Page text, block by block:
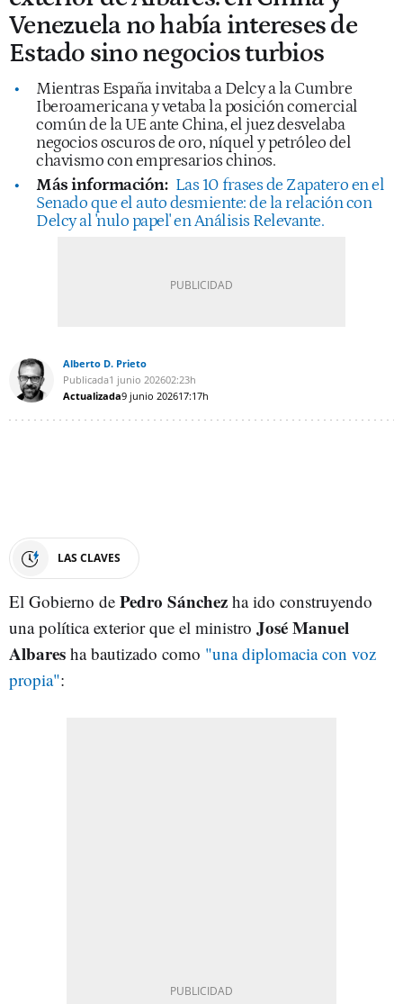
Venezuela no había intereses de
Estado sino negocios turbios
Mientras España invitaba a Delcy a la Cumbre
Iberoamericana y vetaba la posición comercial
común de la UE ante China, el juez desvelaba
negocios oscuros de oro, níquel y petróleo del
chavismo con empresarios chinos.
Más información: Las 10 frases de Zapatero en el
Senado que el auto desmiente: de la relación con
Delcy al 'nulo papel' en Análisis Relevante.
Alberto D. Prieto
Publicada1 junio 202602:23h
Actualizada9 junio 202617:17h
LAS CLAVES
El Gobierno de Pedro Sánchez ha ido construyendo
una política exterior que el ministro José Manuel
Albares ha bautizado como "una diplomacia con voz
propia":